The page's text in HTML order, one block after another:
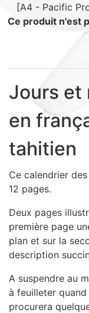
Hinano (41)
Danse tahitienne
Décoration (22)
Sacs, Bijoux et
Textile (27)
Loisirs (19)
Nos Box (12)
Promotions
Nouveautés
Informations
Retour et
Nous contacter
[A4 - Pacific
Ce produit n'est
Jours et
en
tahitien
Ce calendrier
12 pages.
Deux pages
première page
plan et sur la
description
A suspendre au
à feuilleter
procurera